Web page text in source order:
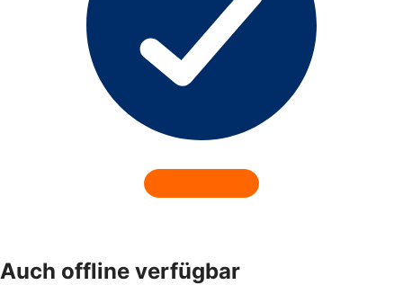
Auch offline verfügbar